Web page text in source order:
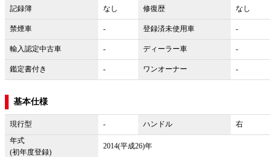
記録簿 なし 修復歴 なし
禁煙車 - 登録済未使用車 -
輸入認定中古車 - ディーラー車 -
鑑定書付き - ワンオーナー -
基本仕様
現行型 - ハンドル
右
年式
(初年度登録)
2014(平成26)年